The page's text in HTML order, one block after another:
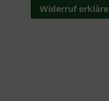
Widerruf